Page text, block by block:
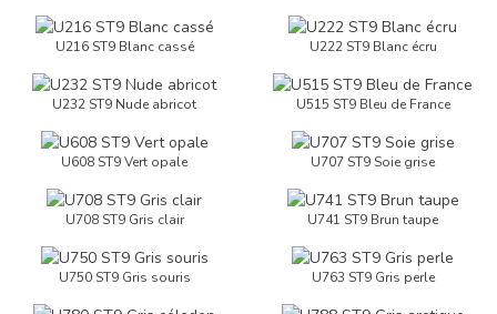
U216 ST9 Blanc cassé U222 ST9 Blanc écru
U232 ST9 Nude abricot U515 ST9 Bleu de France
U608 ST9 Vert opale U707 ST9 Soie grise
U708 ST9 Gris clair U741 ST9 Brun taupe
U750 ST9 Gris souris U763 ST9 Gris perle